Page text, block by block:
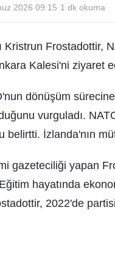
2026 09:15 · 1 dk okuma
Kristrun Frostadottir,
Kalesi'ni ziyaret
dönüşüm
vurguladı.
belirtti. İzlanda'nın
gazeteciliği yapan
hayatında
2022'de